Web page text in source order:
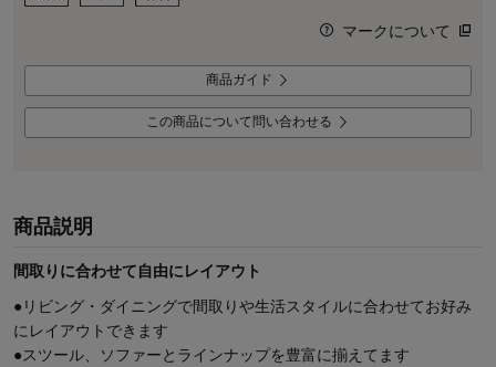
マークについて
商品ガイド
この商品について問い合わせる
商品説明
間取りに合わせて自由にレイアウト
●リビング・ダイニングで間取りや生活スタイルに合わせてお好み
にレイアウトできます
●スツール、ソファーとラインナップを豊富に揃えてます